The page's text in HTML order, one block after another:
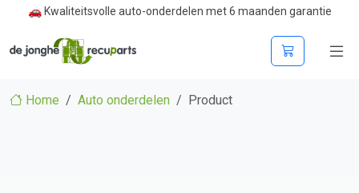
🚗 Kwaliteitsvolle auto-onderdelen met 6 maanden garantie
Home Auto onderdelen Product